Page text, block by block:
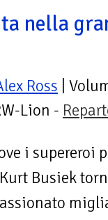
nella
Ross |
Lion -
i
Busiek